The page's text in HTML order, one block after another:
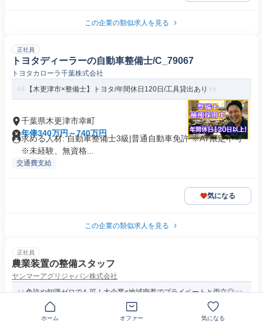
この企業の類似求人を見る
正社員
トヨタディーラーの自動車整備士/C_79067
トヨタカローラ千葉株式会社
【木更津市×整備士】トヨタ/年間休日120日/工具貸出あり
千葉県木更津市幸町
年俸340万円～740万円
求める人材: 自動車整備士3級|普通自動車免許 ※AT限定不可
※未経験、無資格...
交通費支給
気になる
この企業の類似求人を見る
正社員
農業装置の整備スタッフ
ヤンマーアグリジャパン株式会社
免許や知識ゼロでも可！大企業×地域密着でプライベートと両立◎
千葉県木更津市長須賀
ホーム オファー 気になる